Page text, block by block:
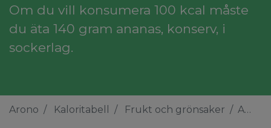
Om du vill konsumera 100 kcal måste
du äta 140 gram ananas, konserv, i
sockerlag.
Arono Kaloritabell Frukt och grönsaker Ananas, konserv, i sockerlag